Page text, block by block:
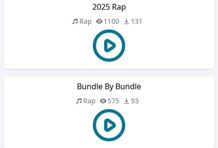
2025 Rap
Rap 1100 131
Bundle By Bundle
Rap 575 93